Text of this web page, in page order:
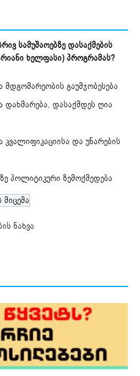
სამუშაოებზე დასაქმების
ხელფასი) პროგრამას?
გაუმჯობესება
დასაქმდეს ღია
და უნარების
პოლიტიკური ზემოქმედება
ნახვა